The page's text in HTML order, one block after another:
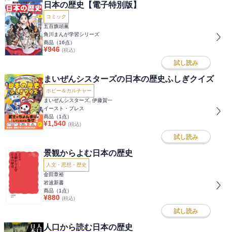
日本の歴史【電子特別版】
コミック
五百旗頭薫
角川まんが学習シリーズ
商品（16点）
¥946 (税込)
試し読み
まいぜんシスターズの日本の歴史ふしぎクイズ
ホビー＆カルチャー
まいぜんシスターズ, 伊藤賀一
イースト・プレス
商品（1 点）
¥1,540 (税込)
試し読み
景観からよむ日本の歴史
人文・思想・歴史
金田章裕
岩波新書
商品（1 点）
¥880 (税込)
試し読み
人口から読む日本の歴史